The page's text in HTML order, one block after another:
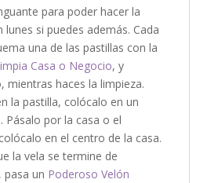
para poder hacer la
lunes si puedes además. Cada
una de las pastillas con la
Casa o Negocio, y
mientras haces la limpieza.
la pastilla, colócalo en un
. Pásalo por la casa o el
en el centro de la casa.
la vela se termine de
pasa un Poderoso Velón